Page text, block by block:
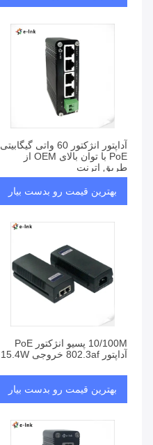
آداپتور انژکتور 60 واتی گیگابیتی
PoE با توان بالای OEM از
طریق اترنت
بهترین قیمت رو بدست بیار
10/100M پسیو انژکتور PoE
آداپتور 802.3af خروجی 15.4W
بهترین قیمت رو بدست بیار